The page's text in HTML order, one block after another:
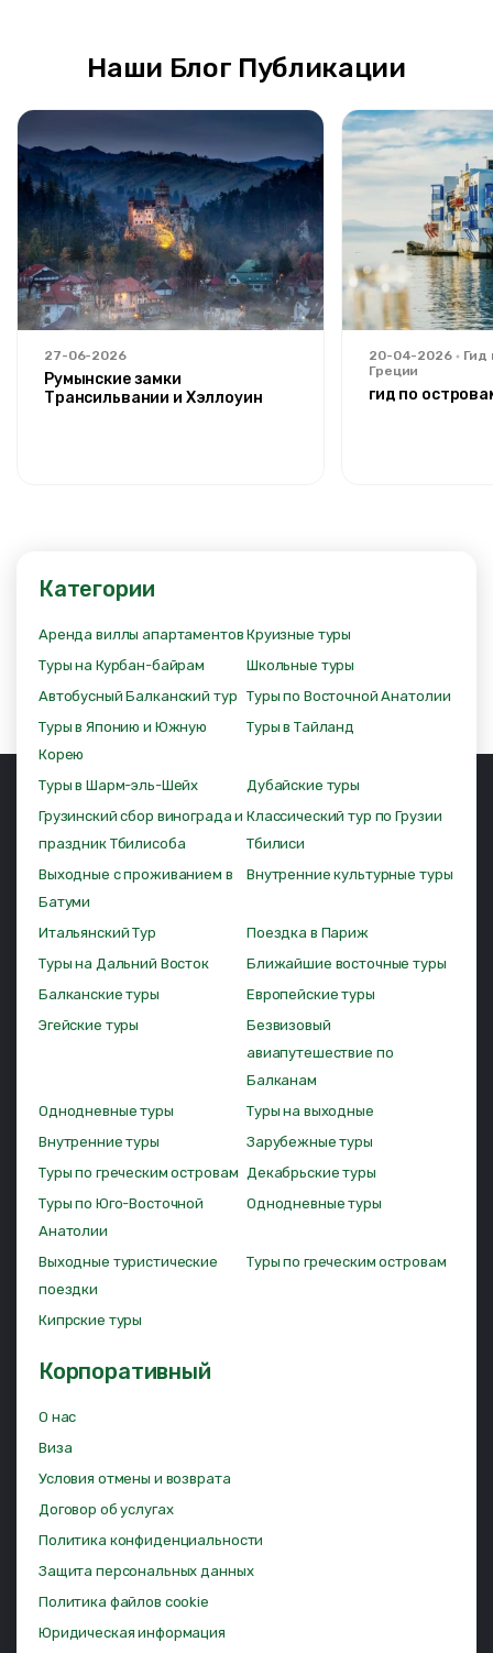
Наши Блог Публикации
27-06-2026
Румынские замки
Трансильвании и Хэллоуин
20-04-2026
Гид
Греции
гид по
Категории
Аренда виллы апартаментов Круизные туры
Туры на Курбан-байрам
Школьные туры
Автобусный Балканский тур Туры по Восточной Анатолии
Туры в Японию и Южную
Корею
Туры в Тайланд
Туры в Шарм-эль-Шейх
Дубайские туры
Грузинский сбор винограда и
праздник Тбилисоба
Классический тур по Грузии
Тбилиси
Выходные с проживанием в
Батуми
Внутренние культурные туры
Итальянский Тур
Поездка в Париж
Туры на Дальний Восток
Ближайшие восточные туры
Балканские туры
Европейские туры
Эгейские туры
Безвизовый
авиапутешествие по
Балканам
Однодневные туры
Туры на выходные
Внутренние туры
Зарубежные туры
Туры по греческим островам
Декабрьские туры
Туры по Юго-Восточной
Анатолии
Однодневные туры
Выходные туристические
поездки
Туры по греческим островам
Кипрские туры
Корпоративный
О нас
Виза
Условия отмены и возврата
Договор об услугах
Политика конфиденциальности
Защита персональных данных
Политика файлов cookie
Юридическая информация